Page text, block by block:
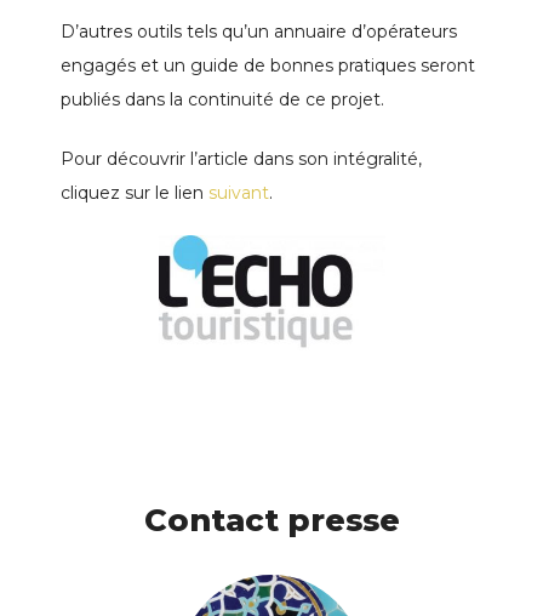
D’autres outils tels qu’un annuaire d’opérateurs
engagés et un guide de bonnes pratiques seront
publiés dans la continuité de ce projet.
Pour découvrir l’article dans son intégralité,
cliquez sur le lien suivant.
Contact presse